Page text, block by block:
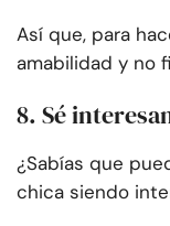
Así que, para
amabilidad y no
8. Sé
¿Sabías que
chica siendo